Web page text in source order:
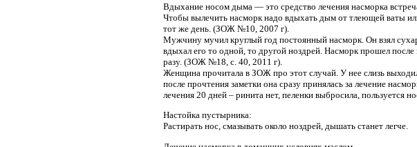
Вдыхание носом дыма — это средство лечения насморка
Чтобы вылечить насморк надо вдыхать дым от тлеющей ваты
тот же день. (ЗОЖ №10, 2007 г).
Мужчину мучил круглый год постоянный насморк. Он взял
вдыхал его то одной, то другой ноздрей. Насморк прошел
разу. (ЗОЖ №18, с. 40, 2011 г).
Женщина прочитала в ЗОЖ про этот случай. У нее слизь
после прочтения заметки она сразу принялась за лечение
лечения 20 дней – ринита нет, пеленки выбросила,
Настойка пустырника:
Растирать нос, смазывать около ноздрей, дышать станет легче.